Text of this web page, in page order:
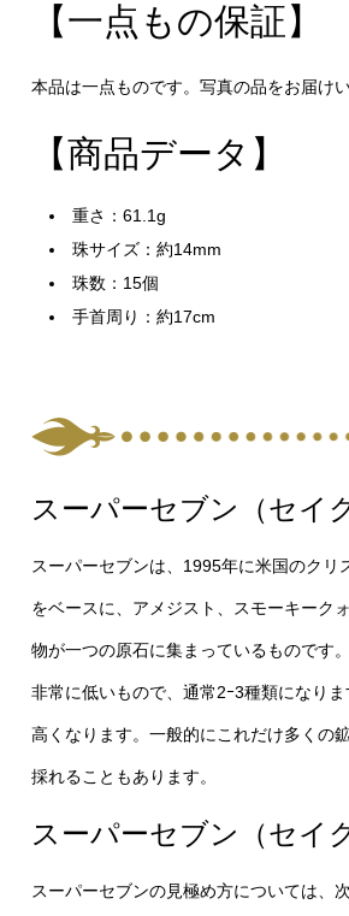
【一点もの保証】
本品は一点ものです。写真の品をお届け
【商品データ】
重さ：61.1g
珠サイズ：約14mm
珠数：15個
手首周り：約17cm
スーパーセブン（セイ
スーパーセブンは、1995年に米国のク
をベースに、アメジスト、スモーキーク
物が一つの原石に集まっているものです
非常に低いもので、通常2ｰ3種類になり
高くなります。一般的にこれだけ多くの
採れることもあります。
スーパーセブン（セイ
スーパーセブンの見極め方については、